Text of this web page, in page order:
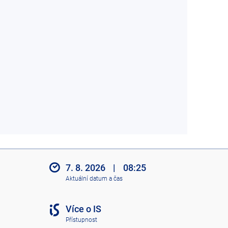
7. 8. 2026 | 08:25
Aktuální datum a čas
Více o IS
Přístupnost